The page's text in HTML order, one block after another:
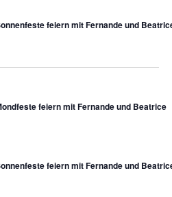
feiern mit Fernande und
feiern mit Fernande und Beatrice
feiern mit Fernande und